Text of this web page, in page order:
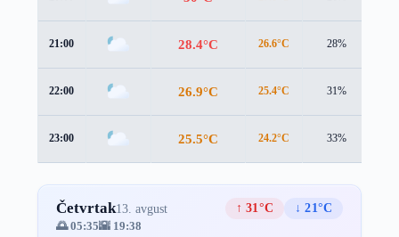
21:00 28.4°C 26.6°C 28%
22:00 26.9°C 25.4°C 31%
23:00 25.5°C 24.2°C 33%
Četvrtak13. avgust ↑ 31°C
↓ 21°C
🌅 05:35🌇 19:38